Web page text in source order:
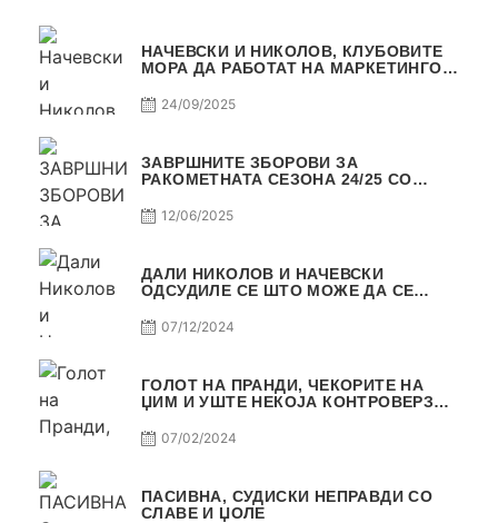
НАЧЕВСКИ И НИКОЛОВ, КЛУБОВИТЕ
МОРА ДА РАБОТАТ НА МАРКЕТИНГОТ,
24/09/2025
ЗАВРШНИТЕ ЗБОРОВИ ЗА
РАКОМЕТНАТА СЕЗОНА 24/25 СО
12/06/2025
ДАЛИ НИКОЛОВ И НАЧЕВСКИ
ОДСУДИЛЕ СЕ ШТО МОЖЕ ДА СЕ
07/12/2024
ГОЛОТ НА ПРАНДИ, ЧЕКОРИТЕ НА
ЏИМ И УШТЕ НЕКОЈА КОНТРОВЕРЗА !
07/02/2024
ПАСИВНА, СУДИСКИ НЕПРАВДИ СО
СЛАВЕ И ЏОЛЕ